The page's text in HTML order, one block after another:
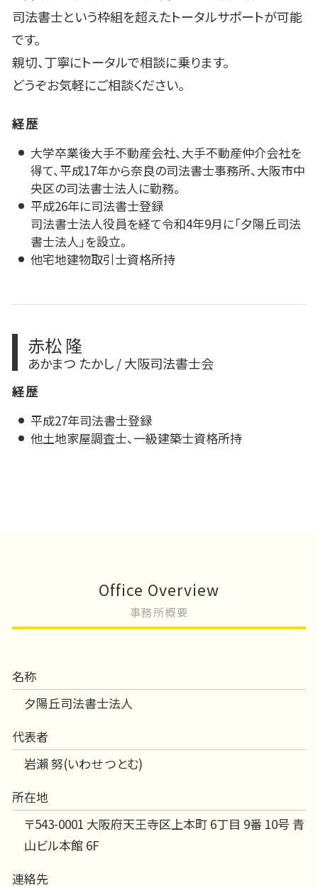
司法書士という枠組を超えたトータルサポートが可能
です。
親切、丁寧にトータルで相談に乗ります。
どうぞお気軽にご相談ください。
経歴
大学卒業後大手不動産会社、大手不動産仲介会社を
得て、平成17年から奈良の司法書士事務所、大阪市中
央区の司法書士法人に勤務。
平成26年に司法書士登録
司法書士法人役員を経て令和4年9月に「夕陽丘司法
書士法人」を設立。
他宅地建物取引士資格所持
赤松 隆
あかまつ たかし / 大阪司法書士会
経歴
平成27年司法書士登録
他土地家屋調査士、一級建築士資格所持
Office Overview
事務所概要
名称
夕陽丘司法書士法人
代表者
岩瀨 努(いわせ つとむ)
所在地
〒543-0001 大阪府天王寺区上本町 6丁目 9番 10号 青
山ビル本館 6F
連絡先